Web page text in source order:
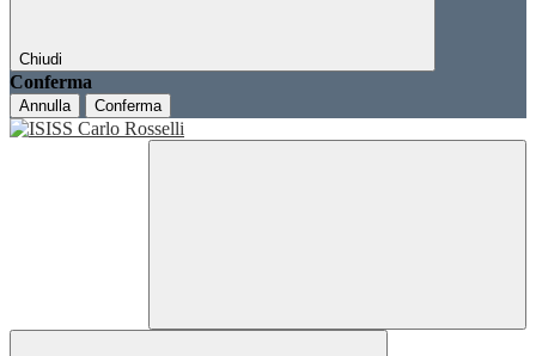
Chiudi
Conferma
Annulla Conferma